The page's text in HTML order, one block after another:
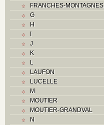
FRANCHES-MONTAGNES
G
H
I
J
K
L
LAUFON
LUCELLE
M
MOUTIER
MOUTIER-GRANDVAL
N